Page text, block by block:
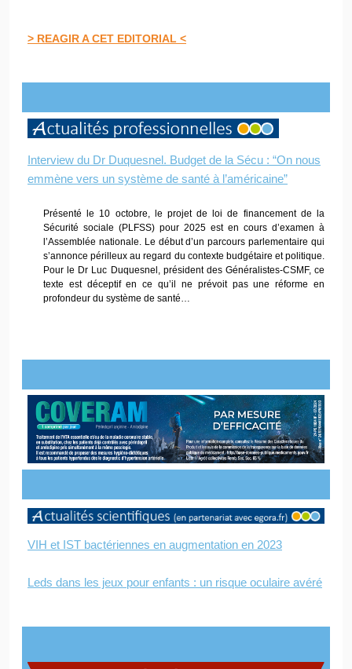
> REAGIR A CET EDITORIAL <
Interview du Dr Duquesnel. Budget de la Sécu : “On nous
emmène vers un système de santé à l’américaine”
Présenté le 10 octobre, le projet de loi de financement de la
Sécurité sociale (PLFSS) pour 2025 est en cours d’examen à
l’Assemblée nationale. Le début d’un parcours parlementaire qui
s’annonce périlleux au regard du contexte budgétaire et politique.
Pour le Dr Luc Duquesnel, président des Généralistes-CSMF, ce
texte est déceptif en ce qu’il ne prévoit pas une réforme en
profondeur du système de santé…
VIH et IST bactériennes en augmentation en 2023
Leds dans les jeux pour enfants : un risque oculaire avéré